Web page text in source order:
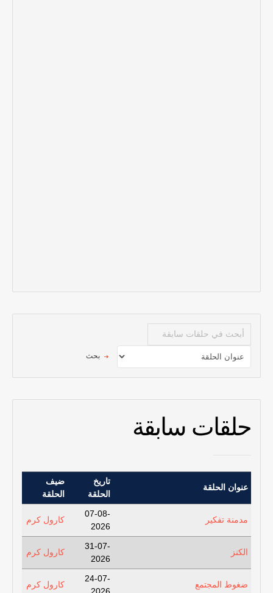
حلقات سابقة
عنوان الحلقة
تاريخ
الحلقة
ضيف
الحلقة
مدمنة تفكير
07-08-
2026
كارول كرم
الكنز
31-07-
2026
كارول كرم
ضغوط المجتمع
24-07-
كارول كرم